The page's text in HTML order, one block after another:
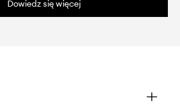
Dowiedz się więcej